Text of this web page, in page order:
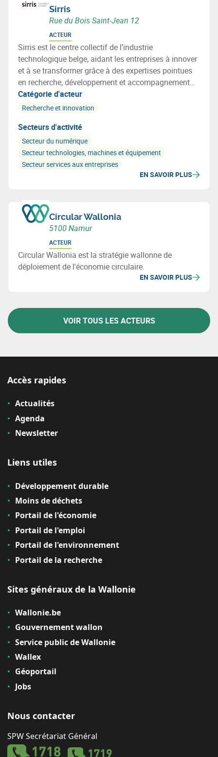
Sirris
Rue du Bois Saint-Jean 12
ACTEUR
Sirris est le centre collectif de l’industrie
technologique belge, aidant les entreprises à innover
et à se transformer grâce à des expertises pointues
en recherche, développement et accompagnement
technologique.
Catégorie d'acteur
Recherche et innovation
Secteurs d'activité
Secteur du numérique
Secteur technologies, machines et équipement
Secteur services aux entreprises
EN SAVOIR PLUS
Circular Wallonia
5100 Namur
ACTEUR
Circular Wallonia est la stratégie wallonne de
déploiement de l'économie circulaire.
EN SAVOIR PLUS
VOIR TOUS LES ACTEURS
Accès rapides
Actualités
Agenda
Newsletter
Liens utiles
Développement durable
Moins de déchets
Portail de l'économie
Portail de l'emploi
Portail de l'environnement
Portail de la recherche
Sites généraux de la Wallonie
Wallonie.be
Gouvernement wallon
Service public de Wallonie
Wallex
Géoportail
Jobs
Nous contacter
SPW Secrétariat Général